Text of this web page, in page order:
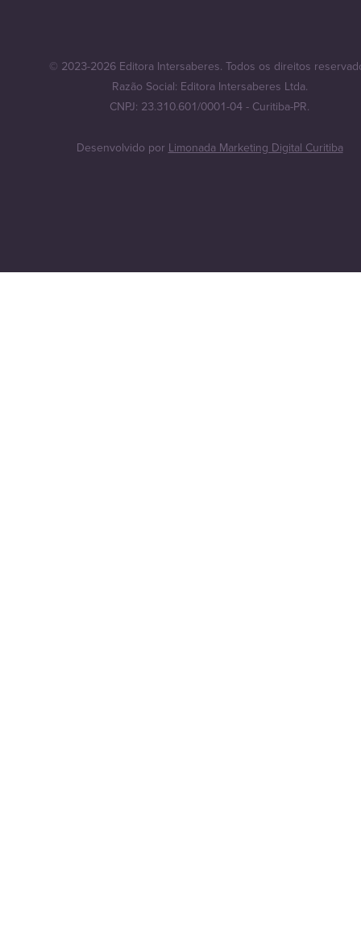
© 2023-2026 Editora Intersaberes. Todos os direitos
Razão Social: Editora Intersaberes Ltda.
CNPJ: 23.310.601/0001-04 - Curitiba-PR.
Desenvolvido porLimonada Marketing Digital Curitiba